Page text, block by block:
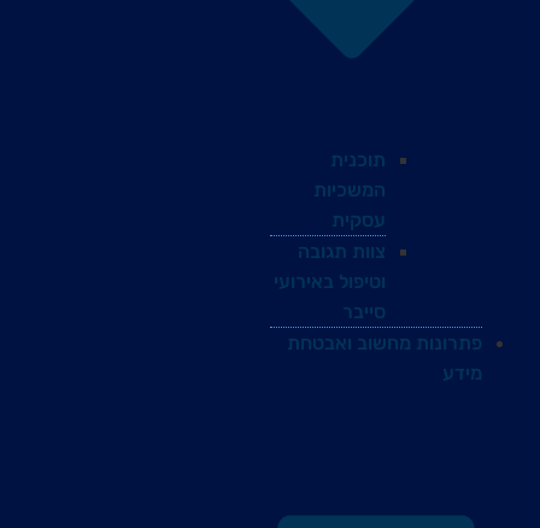
תוכנית
המשכיות
עסקית
צוות תגובה
וטיפול באירועי
סייבר
פתרונות מחשוב ואבטחת
מידע